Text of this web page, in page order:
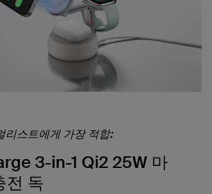
리스트에게 가장 적합:
3-in-1 Qi2 25W 마
전 독